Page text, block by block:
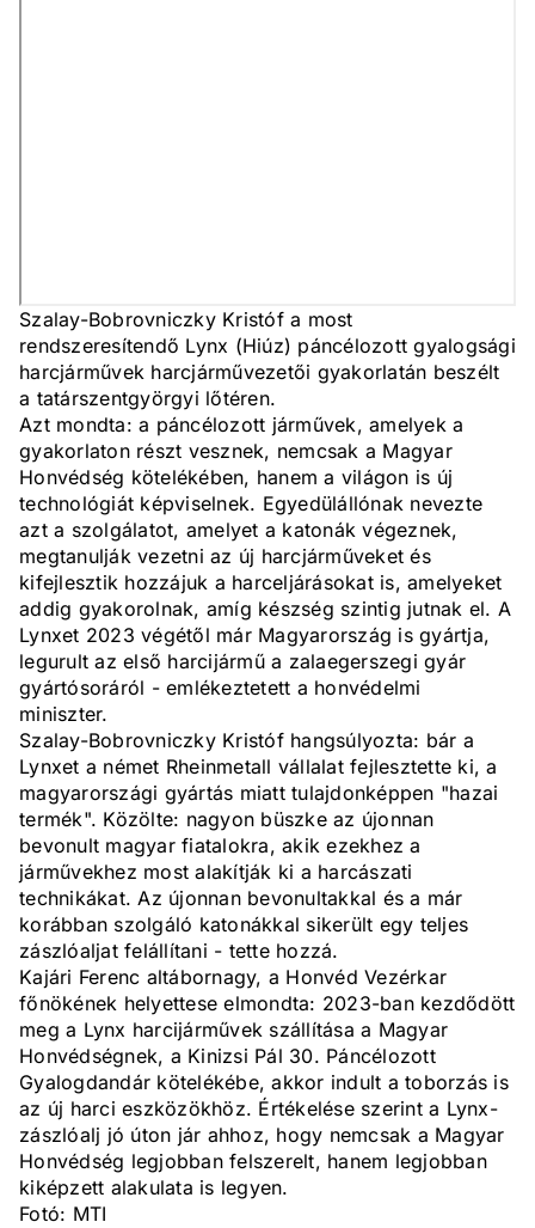
Szalay-Bobrovniczky Kristóf a most
rendszeresítendő Lynx (Hiúz) páncélozott gyalogsági
harcjárművek harcjárművezetői gyakorlatán beszélt
a tatárszentgyörgyi lőtéren.
Azt mondta: a páncélozott járművek, amelyek a
gyakorlaton részt vesznek, nemcsak a Magyar
Honvédség kötelékében, hanem a világon is új
technológiát képviselnek. Egyedülállónak nevezte
azt a szolgálatot, amelyet a katonák végeznek,
megtanulják vezetni az új harcjárműveket és
kifejlesztik hozzájuk a harceljárásokat is, amelyeket
addig gyakorolnak, amíg készség szintig jutnak el. A
Lynxet 2023 végétől már Magyarország is gyártja,
legurult az első harcijármű a zalaegerszegi gyár
gyártósoráról - emlékeztetett a honvédelmi
miniszter.
Szalay-Bobrovniczky Kristóf hangsúlyozta: bár a
Lynxet a német Rheinmetall vállalat fejlesztette ki, a
magyarországi gyártás miatt tulajdonképpen "hazai
termék". Közölte: nagyon büszke az újonnan
bevonult magyar fiatalokra, akik ezekhez a
járművekhez most alakítják ki a harcászati
technikákat. Az újonnan bevonultakkal és a már
korábban szolgáló katonákkal sikerült egy teljes
zászlóaljat felállítani - tette hozzá.
Kajári Ferenc altábornagy, a Honvéd Vezérkar
főnökének helyettese elmondta: 2023-ban kezdődött
meg a Lynx harcijárművek szállítása a Magyar
Honvédségnek, a Kinizsi Pál 30. Páncélozott
Gyalogdandár kötelékébe, akkor indult a toborzás is
az új harci eszközökhöz. Értékelése szerint a Lynx-
zászlóalj jó úton jár ahhoz, hogy nemcsak a Magyar
Honvédség legjobban felszerelt, hanem legjobban
kiképzett alakulata is legyen.
Fotó: MTI